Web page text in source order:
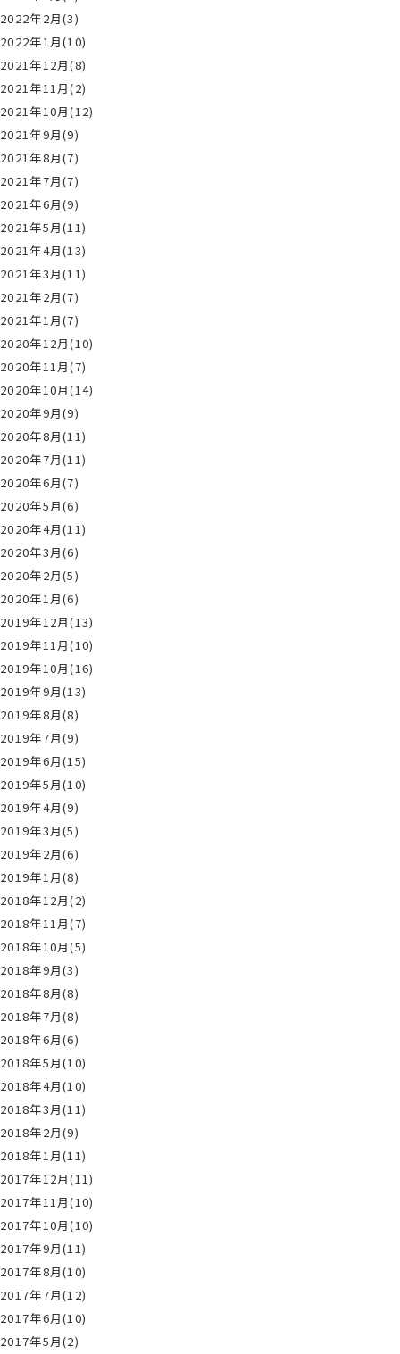
2022年2月(3)
2022年1月(10)
2021年12月(8)
2021年11月(2)
2021年10月(12)
2021年9月(9)
2021年8月(7)
2021年7月(7)
2021年6月(9)
2021年5月(11)
2021年4月(13)
2021年3月(11)
2021年2月(7)
2021年1月(7)
2020年12月(10)
2020年11月(7)
2020年10月(14)
2020年9月(9)
2020年8月(11)
2020年7月(11)
2020年6月(7)
2020年5月(6)
2020年4月(11)
2020年3月(6)
2020年2月(5)
2020年1月(6)
2019年12月(13)
2019年11月(10)
2019年10月(16)
2019年9月(13)
2019年8月(8)
2019年7月(9)
2019年6月(15)
2019年5月(10)
2019年4月(9)
2019年3月(5)
2019年2月(6)
2019年1月(8)
2018年12月(2)
2018年11月(7)
2018年10月(5)
2018年9月(3)
2018年8月(8)
2018年7月(8)
2018年6月(6)
2018年5月(10)
2018年4月(10)
2018年3月(11)
2018年2月(9)
2018年1月(11)
2017年12月(11)
2017年11月(10)
2017年10月(10)
2017年9月(11)
2017年8月(10)
2017年7月(12)
2017年6月(10)
2017年5月(2)